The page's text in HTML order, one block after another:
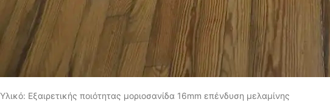
Υλικό: Εξαιρετικής ποιότητας μοριοσανίδα 16mm επένδυση μελαμίνης